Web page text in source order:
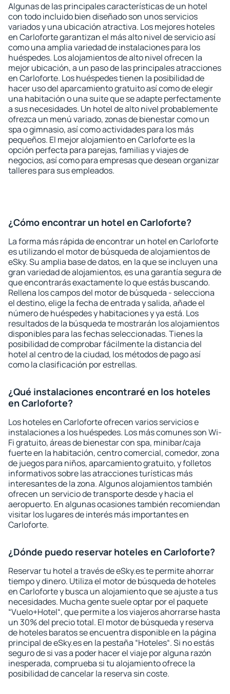
Algunas de las principales características de un hotel
con todo incluido bien diseñado son unos servicios
variados y una ubicación atractiva. Los mejores hoteles
en Carloforte garantizan el más alto nivel de servicio así
como una amplia variedad de instalaciones para los
huéspedes. Los alojamientos de alto nivel ofrecen la
mejor ubicación, a un paso de las principales atracciones
en Carloforte. Los huéspedes tienen la posibilidad de
hacer uso del aparcamiento gratuito así como de elegir
una habitación o una suite que se adapte perfectamente
a sus necesidades. Un hotel de alto nivel probablemente
ofrezca un menú variado, zonas de bienestar como un
spa o gimnasio, así como actividades para los más
pequeños. El mejor alojamiento en Carloforte es la
opción perfecta para parejas, familias y viajes de
negocios, así como para empresas que desean organizar
talleres para sus empleados.
¿Cómo encontrar un hotel en Carloforte?
La forma más rápida de encontrar un hotel en Carloforte
es utilizando el motor de búsqueda de alojamientos de
eSky. Su amplia base de datos, en la que se incluyen una
gran variedad de alojamientos, es una garantía segura de
que encontrarás exactamente lo que estás buscando.
Rellena los campos del motor de búsqueda - selecciona
el destino, elige la fecha de entrada y salida, añade el
número de huéspedes y habitaciones y ya está. Los
resultados de la búsqueda te mostrarán los alojamientos
disponibles para las fechas seleccionadas. Tienes la
posibilidad de comprobar fácilmente la distancia del
hotel al centro de la ciudad, los métodos de pago así
como la clasificación por estrellas.
¿Qué instalaciones encontraré en los hoteles
en Carloforte?
Los hoteles en Carloforte ofrecen varios servicios e
instalaciones a los huéspedes. Los más comunes son Wi-
Fi gratuito, áreas de bienestar con spa, minibar/caja
fuerte en la habitación, centro comercial, comedor, zona
de juegos para niños, aparcamiento gratuito, y folletos
informativos sobre las atracciones turísticas más
interesantes de la zona. Algunos alojamientos también
ofrecen un servicio de transporte desde y hacia el
aeropuerto. En algunas ocasiones también recomiendan
visitar los lugares de interés más importantes en
Carloforte.
¿Dónde puedo reservar hoteles en Carloforte?
Reservar tu hotel a través de eSky.es te permite ahorrar
tiempo y dinero. Utiliza el motor de búsqueda de hoteles
en Carloforte y busca un alojamiento que se ajuste a tus
necesidades. Mucha gente suele optar por el paquete
“Vuelo+Hotel“, que permite a los viajeros ahorrarse hasta
un 30% del precio total. El motor de búsqueda y reserva
de hoteles baratos se encuentra disponible en la página
principal de eSky.es en la pestaña “Hoteles“. Si no estás
seguro de si vas a poder hacer el viaje por alguna razón
inesperada, comprueba si tu alojamiento ofrece la
posibilidad de cancelar la reserva sin coste.